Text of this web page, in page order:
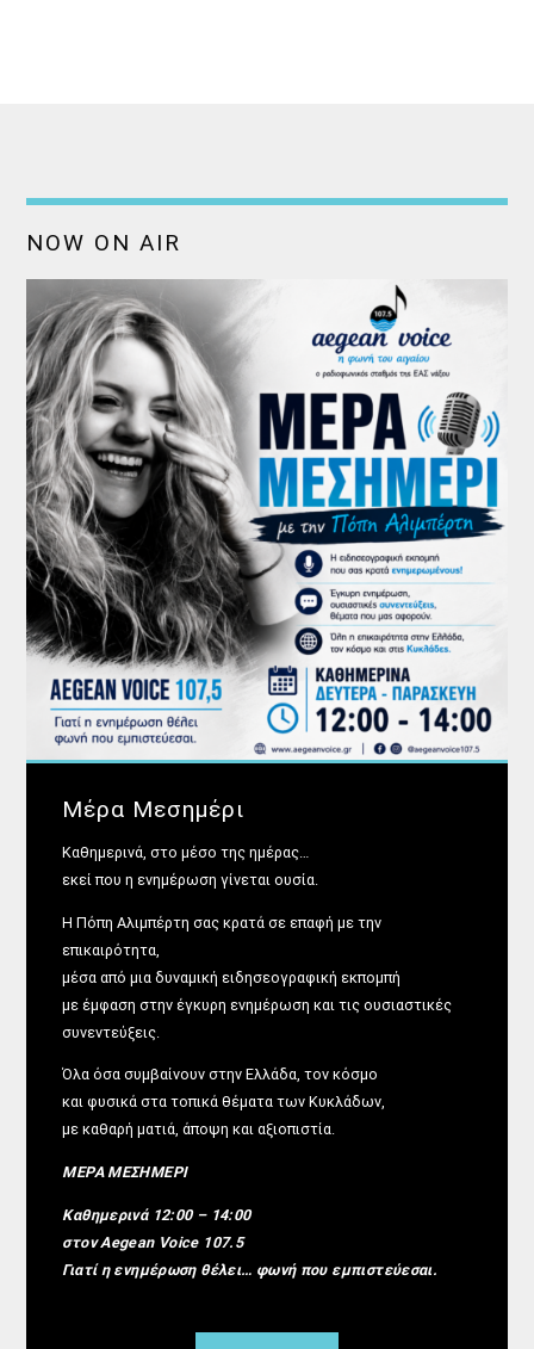
NOW ON AIR
Μέρα Μεσημέρι
Καθημερινά, στο μέσο της ημέρας…
εκεί που η ενημέρωση γίνεται ουσία.
Η Πόπη Αλιμπέρτη σας κρατά σε επαφή με την
επικαιρότητα,
μέσα από μια δυναμική ειδησεογραφική εκπομπή
με έμφαση στην έγκυρη ενημέρωση και τις ουσιαστικές
συνεντεύξεις.
Όλα όσα συμβαίνουν στην Ελλάδα, τον κόσμο
και φυσικά στα τοπικά θέματα των Κυκλάδων,
με καθαρή ματιά, άποψη και αξιοπιστία.
ΜΕΡΑ ΜΕΣΗΜΕΡΙ
Καθημερινά 12:00 – 14:00
στον Aegean Voice 107.5
Γιατί η ενημέρωση θέλει… φωνή που εμπιστεύεσαι.